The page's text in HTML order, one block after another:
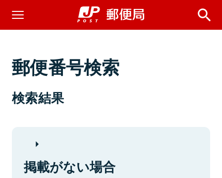
郵便番号検索
検索結果
掲載がない場合